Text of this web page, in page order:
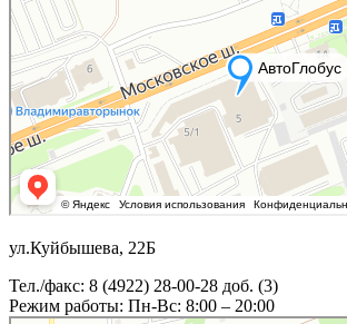
ул.Куйбышева, 22Б
Тел./факс: 8 (4922) 28-00-28 доб. (3)
Режим работы: Пн-Вс: 8:00 – 20:00